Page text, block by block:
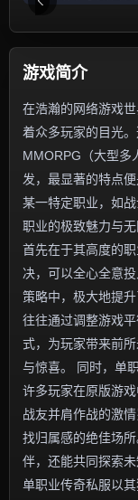
游戏简介
在浩瀚的网络游戏
着众多玩家的目光
MMORPG（大型多
发，最显著的特点
某一特定职业，如
职业的极致魅力与
首先在于其高度的
决，可以全心全意
策略中，极大地提
往往通过调整游戏
式，为玩家带来前
与惊喜。 同时，单
许多玩家在原版游
战友并肩作战的激
找归属感的绝佳场
伴，还能共同探索
单职业传奇私服以